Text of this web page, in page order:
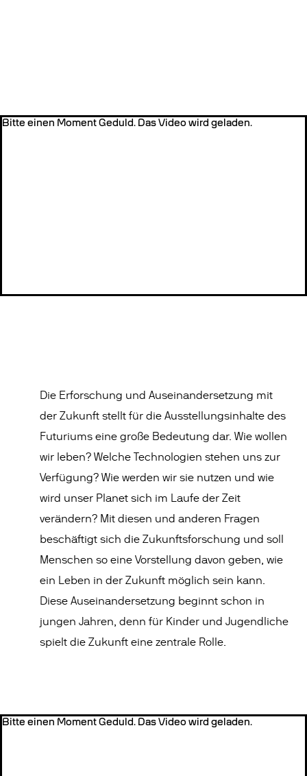
Bitte einen Moment Geduld. Das Video wird geladen.
Die Erforschung und Auseinandersetzung mit
der Zukunft stellt für die Ausstellungsinhalte des
Futuriums eine große Bedeutung dar. Wie wollen
wir leben? Welche Technologien stehen uns zur
Verfügung? Wie werden wir sie nutzen und wie
wird unser Planet sich im Laufe der Zeit
verändern? Mit diesen und anderen Fragen
beschäftigt sich die Zukunftsforschung und soll
Menschen so eine Vorstellung davon geben, wie
ein Leben in der Zukunft möglich sein kann.
Diese Auseinandersetzung beginnt schon in
jungen Jahren, denn für Kinder und Jugendliche
spielt die Zukunft eine zentrale Rolle.
Bitte einen Moment Geduld. Das Video wird geladen.